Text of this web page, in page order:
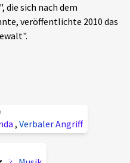
die sich nach dem
veröffentlichte 2010 das
, Verbaler Angriff